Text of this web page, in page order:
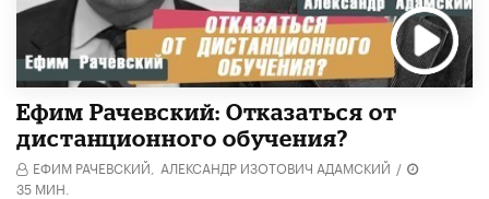
Ефим Рачевский: Отказаться от
дистанционного обучения?
ЕФИМ РАЧЕВСКИЙ, АЛЕКСАНДР ИЗОТОВИЧ АДАМСКИЙ /
35 МИН.